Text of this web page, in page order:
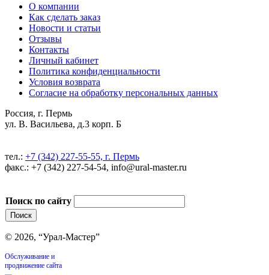
О компании
Как сделать заказ
Новости и статьи
Отзывы
Контакты
Личный кабинет
Политика конфиденциальности
Условия возврата
Согласие на обработку персональных данных
Россия, г. Пермь
ул. В. Васильева, д.3 корп. Б
тел.: +7 (342) 227-55-55, г. Пермь
факс.: +7 (342) 227-54-54, info@ural-master.ru
Поиск по сайту
© 2026, “Урал-Мастер”
Обслуживание и
продвижение сайта